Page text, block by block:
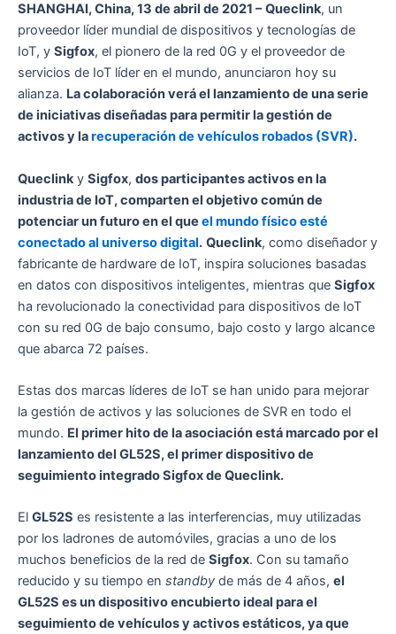
SHANGHAI, China, 13 de abril de 2021 – Queclink, un
proveedor líder mundial de dispositivos y tecnologías de
IoT, y Sigfox, el pionero de la red 0G y el proveedor de
servicios de IoT líder en el mundo, anunciaron hoy su
alianza. La colaboración verá el lanzamiento de una serie
de iniciativas diseñadas para permitir la gestión de
activos y larecuperación de vehículos robados (SVR).
Queclinky Sigfox, dos participantes activos en la
industria de IoT, comparten el objetivo común de
potenciar un futuro en el que el mundo físico esté
conectado al universo digital. Queclink, como diseñador y
fabricante de hardware de IoT, inspira soluciones basadas
en datos con dispositivos inteligentes, mientras que Sigfox
ha revolucionado la conectividad para dispositivos de IoT
con su red 0G de bajo consumo, bajo costo y largo alcance
que abarca 72 países.
Estas dos marcas líderes de IoT se han unido para mejorar
la gestión de activos y las soluciones de SVR en todo el
mundo. El primer hito de la asociación está marcado por el
lanzamiento del GL52S, el primer dispositivo de
seguimiento integrado Sigfox de Queclink.
El GL52S es resistente a las interferencias, muy utilizadas
por los ladrones de automóviles, gracias a uno de los
muchos beneficios de la red de Sigfox. Con su tamaño
reducido y su tiempo en standby de más de 4 años, el
GL52S es un dispositivo encubierto ideal para el
seguimiento de vehículos y activos estáticos, ya que